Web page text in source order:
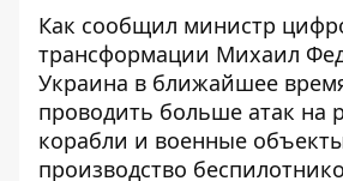
Как сообщил министр
трансформации Михаил
Украина в ближайшее
проводить больше атак на
корабли и военные
производство